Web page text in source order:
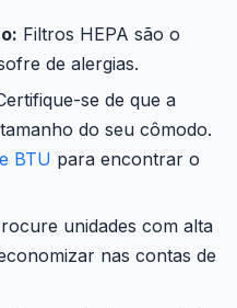
Filtros HEPA são o
de alergias.
se de que a
do seu cômodo.
BTU para encontrar o
unidades com alta
nas contas de